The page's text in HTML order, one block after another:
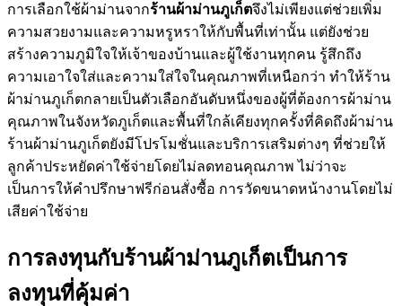
การเลือกใช้ผ้าม่านจากร้านผ้าม่านภูเก็ตจึงไม่เพียงแต่ช่วยเพิ่ม
ความสวยงามและความหรูหราให้กับพื้นที่เท่านั้น แต่ยังช่วย
สร้างความภูมิใจให้เจ้าของบ้านและผู้ใช้งานทุกคน รู้สึกถึง
ความเอาใจใส่และความใส่ใจในคุณภาพที่เหนือกว่า ทำให้ร้าน
ผ้าม่านภูเก็ตกลายเป็นตัวเลือกอันดับหนึ่งของผู้ที่ต้องการผ้าม่าน
คุณภาพในจังหวัดภูเก็ตและพื้นที่ใกล้เคียงทุกครั้งที่คิดถึงผ้าม่าน
ร้านผ้าม่านภูเก็ตยังมีโปรโมชั่นและบริการเสริมต่างๆ ที่ช่วยให้
ลูกค้าประหยัดค่าใช้จ่ายโดยไม่ลดทอนคุณภาพ ไม่ว่าจะ
เป็นการให้คำปรึกษาฟรีก่อนสั่งซื้อ การวัดขนาดหน้างานโดยไม่
เสียค่าใช้จ่าย
การลงทุนกับร้านผ้าม่านภูเก็ตเป็นการ
ลงทุนที่คุ้มค่า